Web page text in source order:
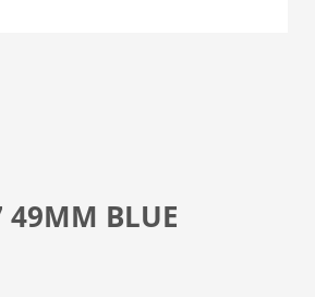
49MM BLUE